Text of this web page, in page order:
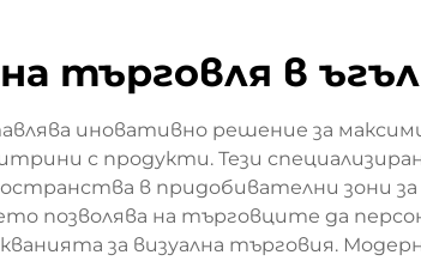
търговля в ъгъл
иновативно решение за
с продукти. Тези
в придобивателни зони
позволява на търговците да
за визуална търговия.